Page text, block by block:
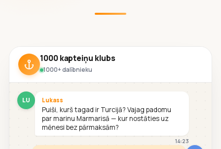
1000 kapteiņu klubs
1000+ dalībnieku
LU Lukass
Puiši, kurš tagad ir Turcijā? Vajag padomu
par marinu Marmarisā — kur nostāties uz
mēnesi bez pārmaksām?
14:23